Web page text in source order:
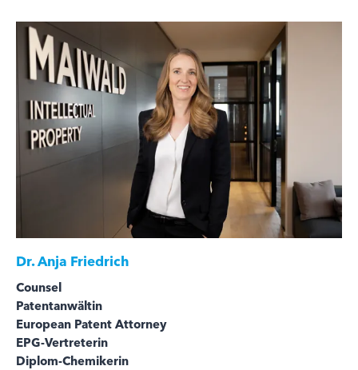
Dr.Anja Friedrich
Counsel
Patentanwältin
European Patent Attorney
EPG-Vertreterin
Diplom-Chemikerin